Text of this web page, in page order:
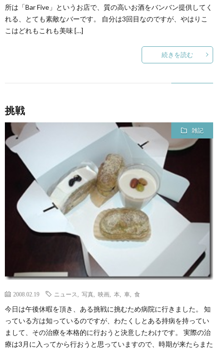
所は「Bar Five」というお店で、質の高いお酒をバンバン提供してく
れる、とても素敵なバーです。 自分は3回目なのですが、やはりこ
こはどれもこれも美味 […]
続きを読む
挑戦
雑記
2008.02.19 ニュース 写真 映画 本 車 食
今日は午後休暇を頂き、ある挑戦に挑むため病院に行きました。 知
っている方は知っているのですが、わたくしとある持病を持ってい
まして、その治療を本格的に行おうと決意したわけです。 実際の治
療は3月に入ってから行おうと思っていますので、時期が来たらまた